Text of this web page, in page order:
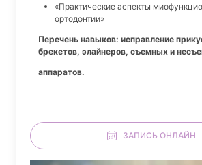
«Практические аспекты
ортодонтии»
Перечень навыков: исправление
брекетов, элайнеров, съемных и
аппаратов.
ЗАПИСЬ ОНЛАЙН